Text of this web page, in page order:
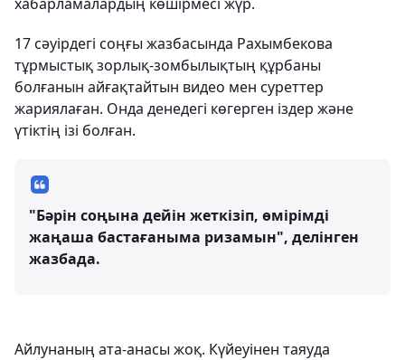
17 сәуірдегі соңғы жазбасында Рахымбекова
тұрмыстық зорлық-зомбылықтың құрбаны
болғанын айғақтайтын видео мен суреттер
жариялаған. Онда денедегі көгерген іздер және
үтіктің ізі болған.
"Бәрін соңына дейін жеткізіп, өмірімді
жаңаша бастағаныма ризамын", делінген
жазбада.
Айлунаның ата-анасы жоқ. Күйеуінен таяуда